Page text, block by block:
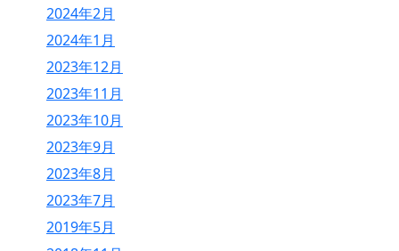
2024年2月
2024年1月
2023年12月
2023年11月
2023年10月
2023年9月
2023年8月
2023年7月
2019年5月